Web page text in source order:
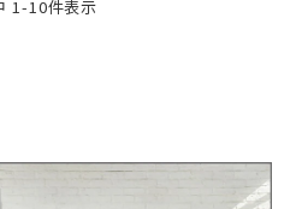
1-10件表示